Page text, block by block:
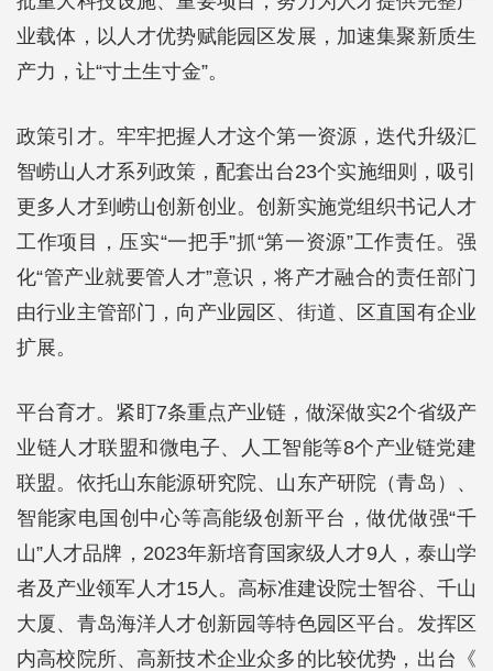
业载体，以人才优势赋能园区发展，加速集聚新质生
产力，让“寸土生寸金”。
政策引才。牢牢把握人才这个第一资源，迭代升级汇
智崂山人才系列政策，配套出台23个实施细则，吸引
更多人才到崂山创新创业。创新实施党组织书记人才
工作项目，压实“一把手”抓“第一资源”工作责任。强
化“管产业就要管人才”意识，将产才融合的责任部门
由行业主管部门，向产业园区、街道、区直国有企业
扩展。
平台育才。紧盯7条重点产业链，做深做实2个省级产
业链人才联盟和微电子、人工智能等8个产业链党建
联盟。依托山东能源研究院、山东产研院（青岛）、
智能家电国创中心等高能级创新平台，做优做强“千
山”人才品牌，2023年新培育国家级人才9人，泰山学
者及产业领军人才15人。高标准建设院士智谷、千山
大厦、青岛海洋人才创新园等特色园区平台。发挥区
内高校院所、高新技术企业众多的比较优势，出台《